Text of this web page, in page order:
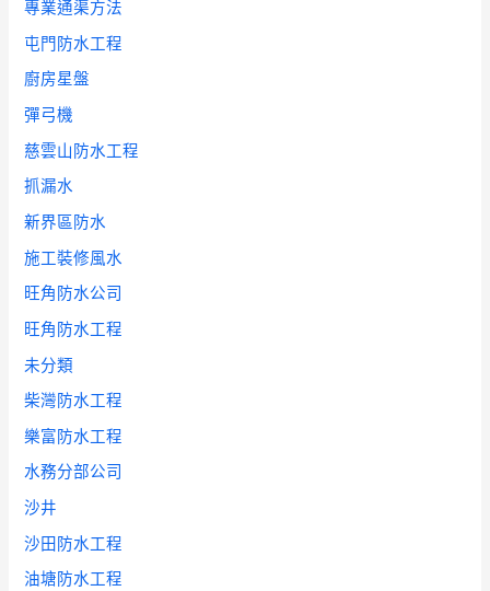
專業通渠方法
屯門防水工程
廚房星盤
彈弓機
慈雲山防水工程
抓漏水
新界區防水
施工裝修風水
旺角防水公司
旺角防水工程
未分類
柴灣防水工程
樂富防水工程
水務分部公司
沙井
沙田防水工程
油塘防水工程